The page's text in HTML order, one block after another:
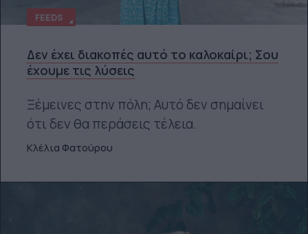
FEEDS
Δεν έχει διακοπές αυτό το καλοκαίρι; Σου
έχουμε τις λύσεις
Ξέμεινες στην πόλη; Αυτό δεν σημαίνει
ότι δεν θα περάσεις τέλεια.
Κλέλια Φατούρου